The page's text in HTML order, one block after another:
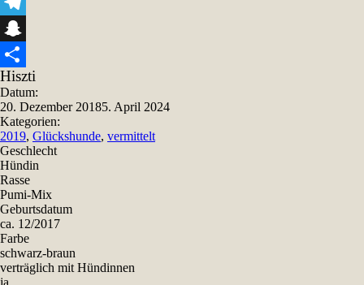
Telegram
Snapchat
Teilen
Hiszti
Datum:
20. Dezember 20185. April 2024
Kategorien:
2019, Glückshunde, vermittelt
Geschlecht
Hündin
Rasse
Pumi-Mix
Geburtsdatum
ca. 12/2017
Farbe
schwarz-braun
verträglich mit Hündinnen
ja